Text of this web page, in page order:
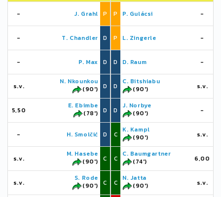
- J. Grahl P
- T. Chandler D
- P. Max D
s.v.
N. Nkounkou
(90')
D
5,50
E. Ebimbe
(78')
D
- H. Smolčić D
s.v.
M. Hasebe
(90')
C
s.v.
S. Rode
(90')
C
P P. Gulácsi -
P L. Zingerle -
D D. Raum -
D
C. Bitshiabu
(90')
s.v.
D
J. Norbye
(90')
-
C
K. Kampl
(90')
s.v.
C
C. Baumgartner
(74')
6,00
C
N. Jatta
(90')
s.v.